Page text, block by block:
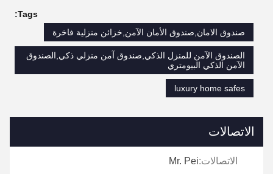
Tags:
صندوق الامان,صندوق الأمان الآمن,خزائن منزلية فاخرة
الصندوق الآمن للمنزل الذكي,صندوق آمن منزلي ذكي,الصندوق
الآمن الذكي البيومتري
luxury home safes
الاتصالات
الاتصالات:Mr. Pei